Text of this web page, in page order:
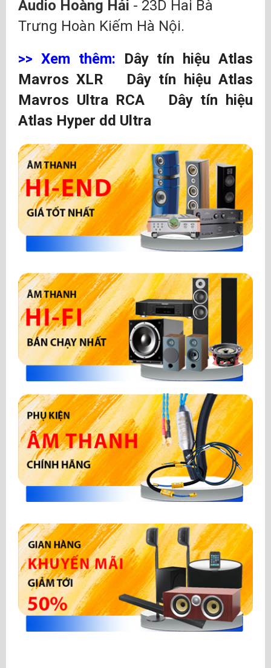
Audio Hoàng Hải - 23D Hai Bà
Trưng Hoàn Kiếm Hà Nội.
>> Xem thêm:
Dây tín hiệu Atlas
Mavros XLR
Dây tín hiệu Atlas
Mavros Ultra RCA
Dây tín hiệu
Atlas Hyper dd Ultra